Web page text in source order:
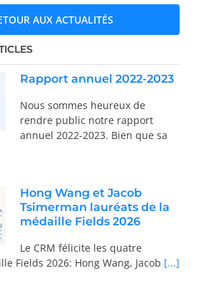
AUX ACTUALITÉS
Rapport annuel 2022-2023
Nous sommes heureux de
rendre public notre rapport
annuel 2022-2023. Bien que sa
Hong Wang et Jacob
Tsimerman lauréats de la
médaille Fields 2026
Le CRM félicite les quatre
Fields 2026: Hong Wang, Jacob [...]